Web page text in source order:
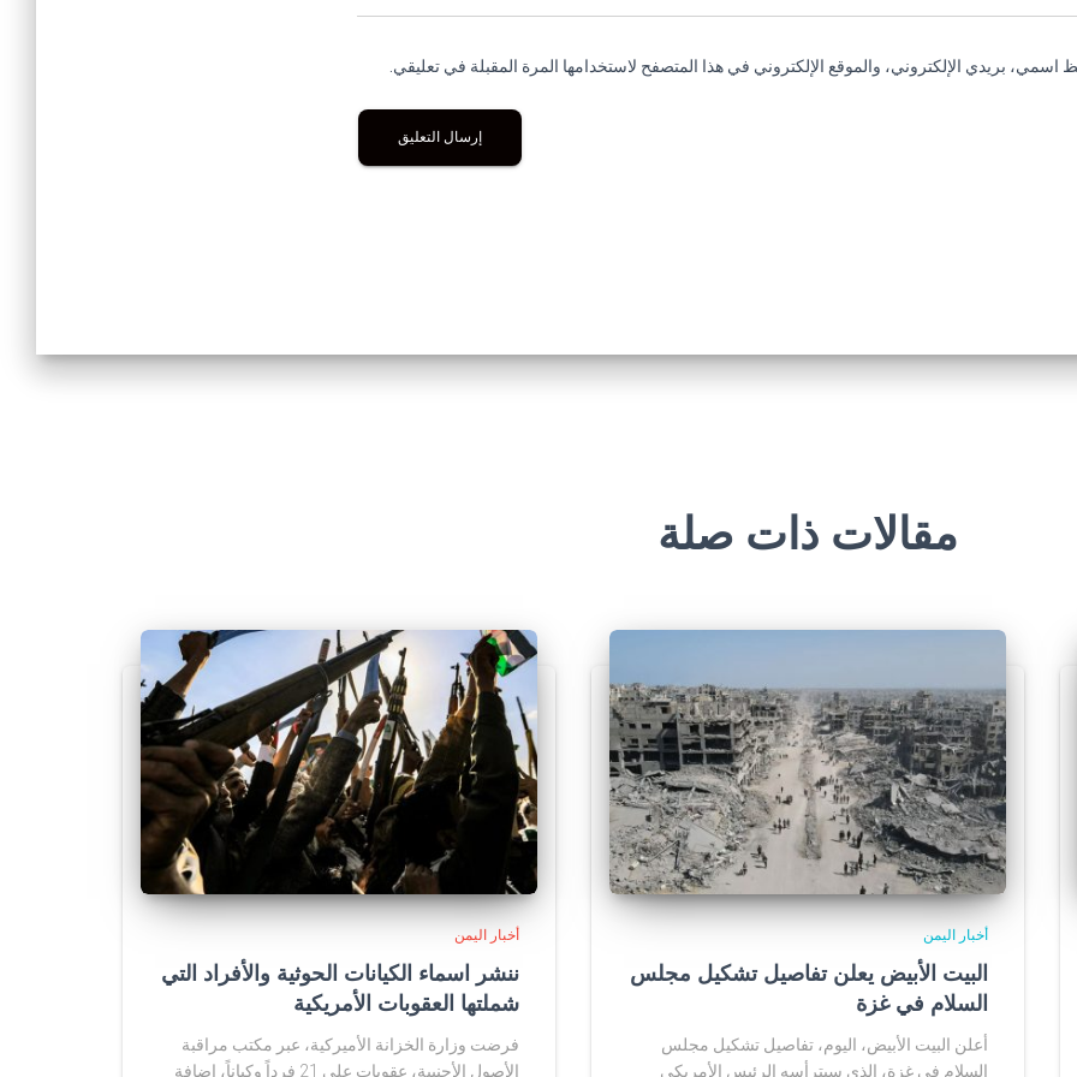
اسمي، بريدي الإلكتروني، والموقع الإلكتروني في هذا المتصفح لاستخدامها المرة المقبلة في تعليقي.
مقالات ذات صلة
أخبار اليمن
البيت الأبيض يعلن تفاصيل تشكيل مجلس
السلام في غزة
أعلن البيت الأبيض، اليوم، تفاصيل تشكيل مجلس
السلام في غزة، الذي سيترأسه الرئيس الأمريكي
أخبار اليمن
ننشر اسماء الكيانات الحوثية والأفراد التي
شملتها العقوبات الأمريكية
فرضت وزارة الخزانة الأميركية، عبر مكتب مراقبة
الأصول الأجنبية، عقوبات على 21 فرداً وكياناً، إضافة